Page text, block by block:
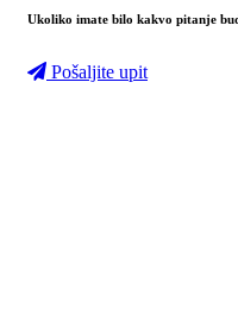
Ukoliko imate bilo kakvo pitanje
Pošaljite upit